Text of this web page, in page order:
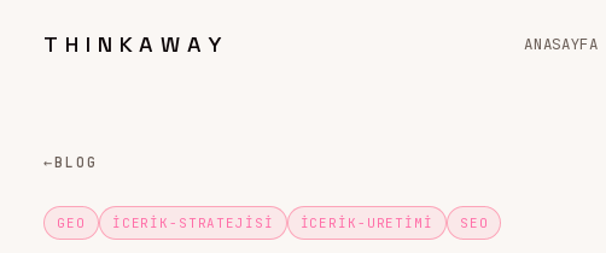
THINKAWAY ANASAYFA
←BLOG
GEO ICERIK-STRATEJISI ICERIK-URETIMI SEO